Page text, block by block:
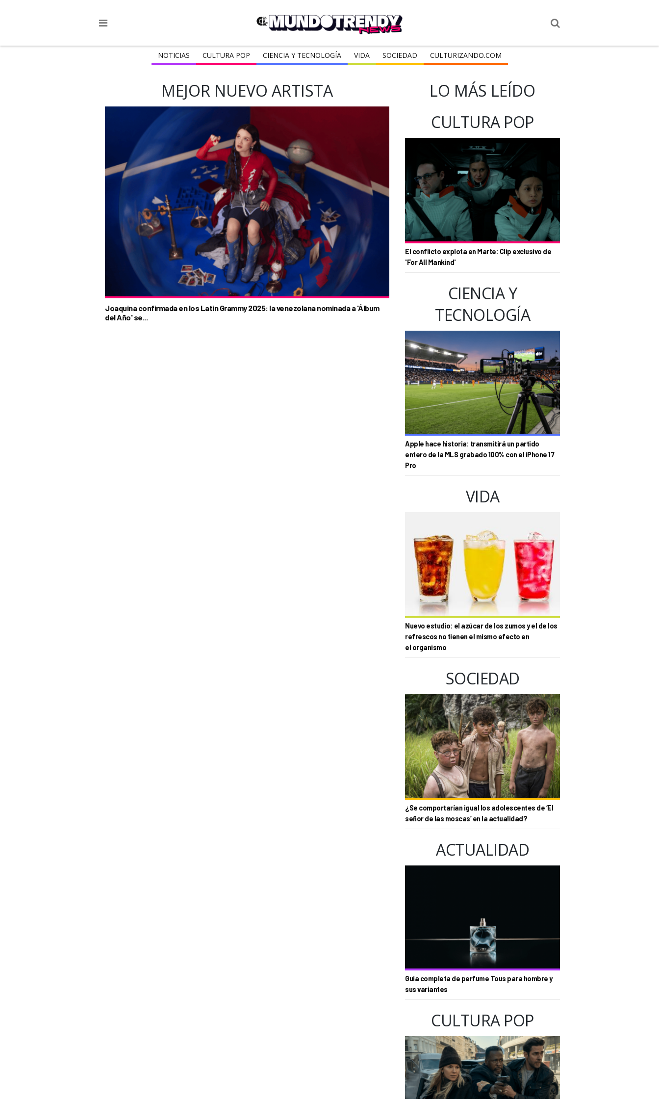
NOTICIAS CULTURA POP CIENCIA Y TECNOLOGÍA VIDA SOCIEDAD CULTURIZANDO.COM
MEJOR NUEVO ARTISTA
Joaquina confirmada en los Latin Grammy 2025: la venezolana nominada a 'Álbum
del Año' se...
LO MÁS LEÍDO
CULTURA POP
El conflicto explota en Marte: Clip exclusivo de
'For All Mankind'
CIENCIA Y
TECNOLOGÍA
Apple hace historia: transmitirá un partido
entero de la MLS grabado 100% con el iPhone 17
Pro
VIDA
Nuevo estudio: el azúcar de los zumos y el de los
refrescos no tienen el mismo efecto en
el organismo
SOCIEDAD
¿Se comportarían igual los adolescentes de ‘El
señor de las moscas’ en la actualidad?
ACTUALIDAD
Guía completa de perfume Tous para hombre y
sus variantes
CULTURA POP